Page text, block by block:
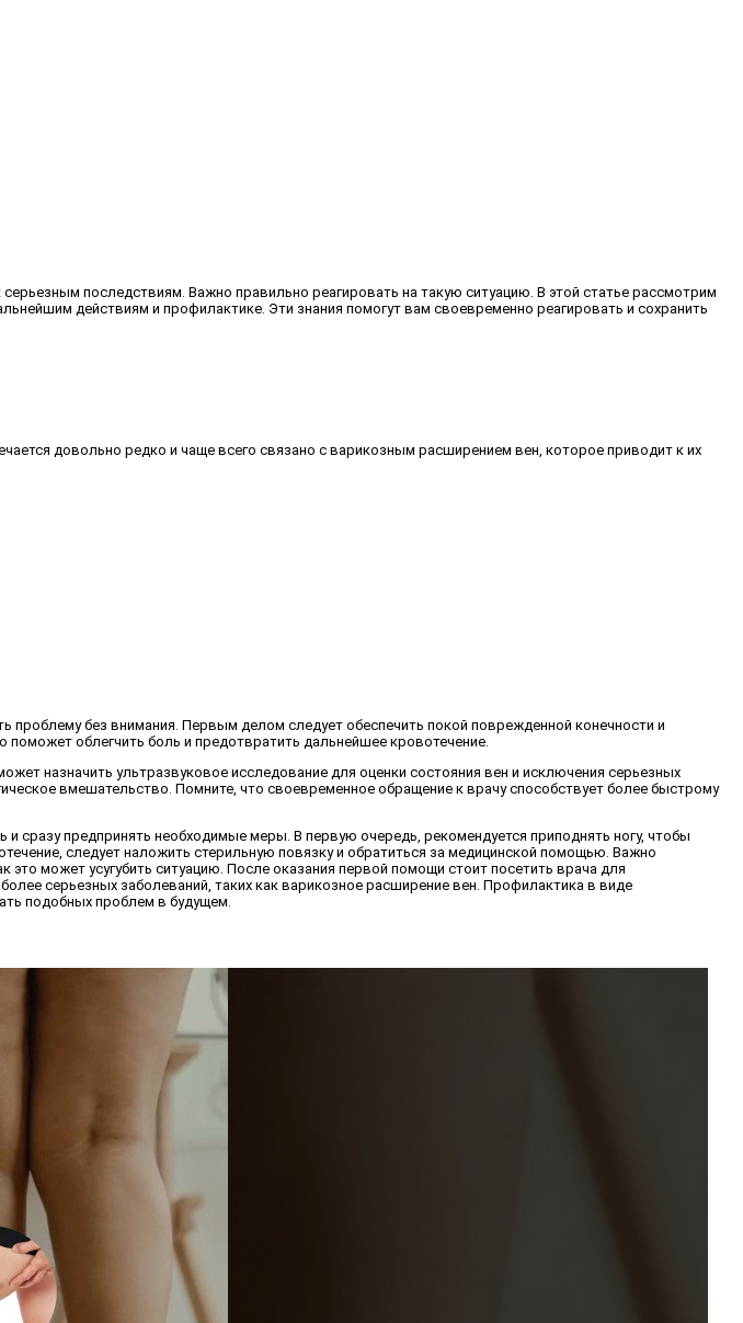
последствиям. Важно правильно реагировать на такую ситуацию. В этой статье рассмотрим
действиям и профилактике. Эти знания помогут вам своевременно реагировать и сохранить
довольно редко и чаще всего связано с варикозным расширением вен, которое приводит к их
проблему без внимания. Первым делом следует обеспечить покой поврежденной конечности и
облегчить боль и предотвратить дальнейшее кровотечение.
назначить ультразвуковое исследование для оценки состояния вен и исключения серьезных
вмешательство. Помните, что своевременное обращение к врачу способствует более быстрому
сразу предпринять необходимые меры. В первую очередь, рекомендуется приподнять ногу, чтобы
следует наложить стерильную повязку и обратиться за медицинской помощью. Важно
это может усугубить ситуацию. После оказания первой помощи стоит посетить врача для
серьезных заболеваний, таких как варикозное расширение вен. Профилактика в виде
подобных проблем в будущем.